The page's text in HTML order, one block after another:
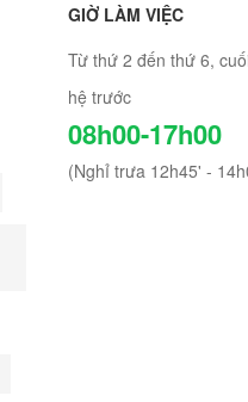
GIỜ LÀM VIỆC
Từ thứ 2 đến thứ 6,
hệ trước
08h00-17h00
(Nghỉ trưa 12h45' -